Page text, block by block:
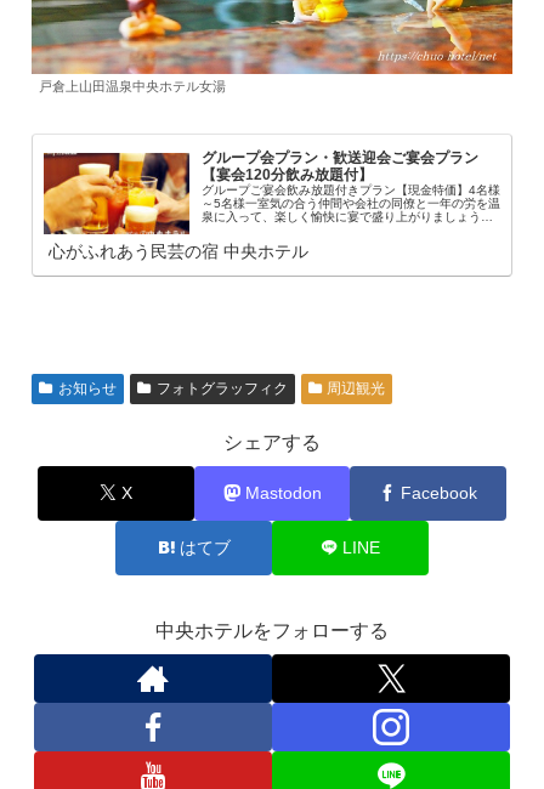
戸倉上山田温泉中央ホテル女湯
グループ会プラン・歓送迎会ご宴会プラン
【宴会120分飲み放題付】
グループご宴会飲み放題付きプラン【現金特価】4名様
～5名様一室気の合う仲間や会社の同僚と一年の労を温
泉に入って、楽しく愉快に宴で盛り上がりましょうグ
りプラン忘年会・新年会、歓送迎会、グループ...
心がふれあう民芸の宿 中央ホテル
お知らせ フォトグラッフィク 周辺観光
シェアする
X Mastodon Facebook
はてブ LINE
中央ホテルをフォローする